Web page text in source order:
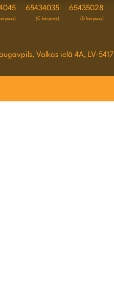
65434035
(C korpuss)
65435028
(D korpuss)
Valkas ielā 4A, LV-5417